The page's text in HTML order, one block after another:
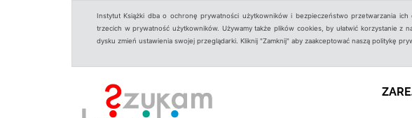
Instytut Książki dba o ochronę prywatności użytkowników i bezpieczeństwo przetwarzania
trzecich w prywatność użytkowników. Używamy także plików cookies, by ułatwić korzystanie z
dysku zmień ustawienia swojej przeglądarki. Kliknij "Zamknij" aby zaakceptować naszą politykę